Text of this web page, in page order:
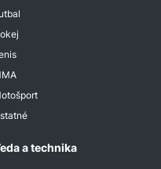
a technika